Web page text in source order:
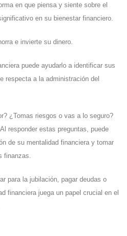
en que piensa y siente sobre el
en su bienestar financiero.
e invierte su dinero.
puede ayudarlo a identificar sus
respecta a la administración del
¿Tomas riesgos o vas a lo seguro?
responder estas preguntas, puede
de su mentalidad financiera y tomar
finanzas.
para la jubilación, pagar deudas o
financiera juega un papel crucial en el